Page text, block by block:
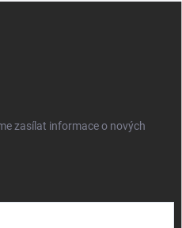
zasílat informace o nových